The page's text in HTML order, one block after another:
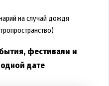
на случай дождя
фестивали и
дате